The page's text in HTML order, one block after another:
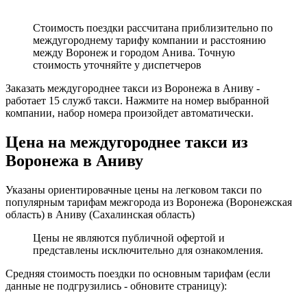
Стоимость поездки рассчитана приблизительно по
междугороднему тарифу компании и расстоянию
между Воронеж и городом Анива. Точную
стоимость уточняйте у диспетчеров
Заказать междугороднее такси из Воронежа в Аниву -
работает 15 служб такси. Нажмите на номер выбранной
компании, набор номера произойдет автоматически.
Цена на междугороднее такси из
Воронежа в Аниву
Указаны ориентировачные цены на легковом такси по
популярным тарифам межгорода из Воронежа (Воронежская
область) в Аниву (Сахалинская область)
Цены не являются публичной офертой и
представлены исключительно для ознакомления.
Средняя стоимость поездки по основным тарифам (если
данные не подгрузились - обновите страницу):